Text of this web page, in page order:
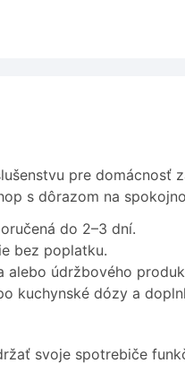
pre domácnosť
s dôrazom na
do 2–3 dní.
bez poplatku.
alebo údržbového
kuchynské dózy a
svoje spotrebiče